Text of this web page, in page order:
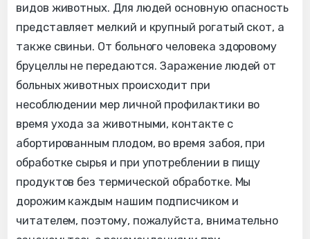
видов животных. Для людей основную опасность
представляет мелкий и крупный рогатый скот, а
также свиньи. От больного человека здоровому
бруцеллы не передаются. Заражение людей от
больных животных происходит при
несоблюдении мер личной профилактики во
время ухода за животными, контакте с
абортированным плодом, во время забоя, при
обработке сырья и при употреблении в пищу
продуктов без термической обработке. Мы
дорожим каждым нашим подписчиком и
читателем, поэтому, пожалуйста, внимательно